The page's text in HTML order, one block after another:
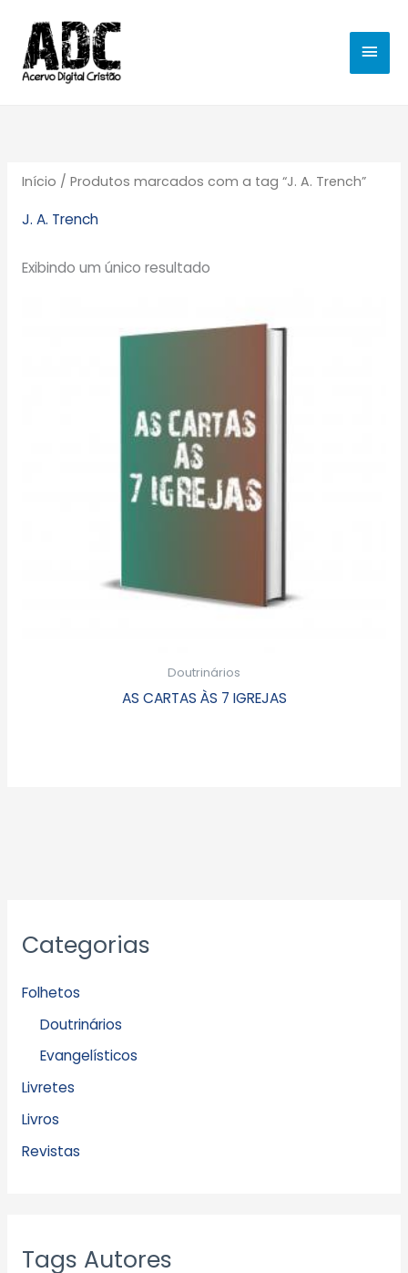
para
conteúdo
Categorias
Folhetos
Doutrinários
Evangelísticos
Livretes
Livros
Revistas
Tags Autores
Início / Produtos marcados com a tag “J. A. Trench”
J. A. Trench
Exibindo um único resultado
Doutrinários
AS CARTAS ÀS 7 IGREJAS